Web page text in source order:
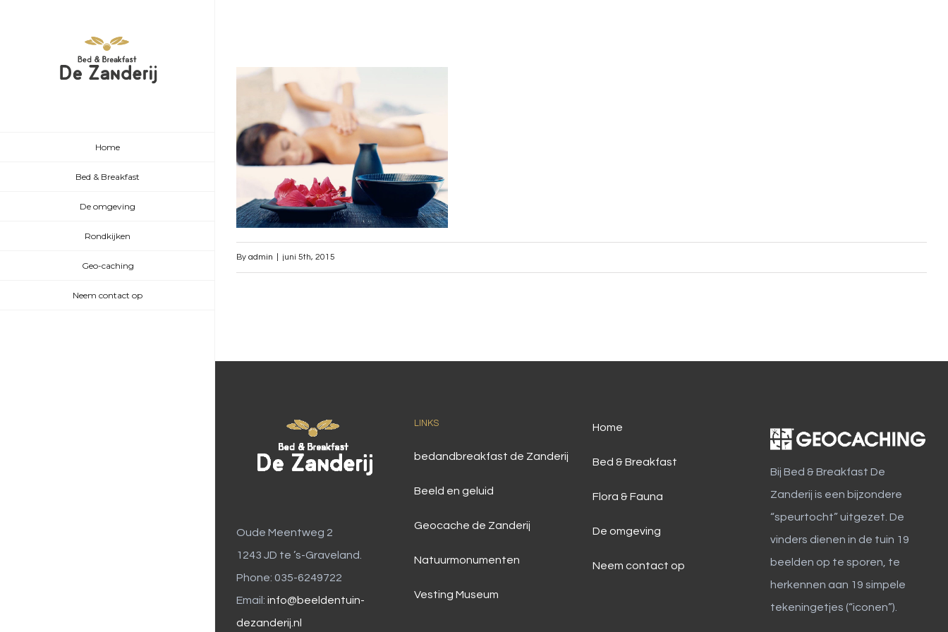
Home
Bed & Breakfast
De omgeving
Rondkijken
Geo-caching
Neem contact op
By admin juni 5th, 2015
Oude Meentweg 2
1243 JD te ’s-Graveland.
Phone: 035-6249722
Email: info@beeldentuin-
dezanderij.nl
LINKS
bedandbreakfast de Zanderij
Beeld en geluid
Geocache de Zanderij
Natuurmonumenten
Vesting Museum
Home
Bed & Breakfast
Flora & Fauna
De omgeving
Neem contact op
Bij Bed & Breakfast De
Zanderij is een bijzondere
“speurtocht” uitgezet. De
vinders dienen in de tuin 19
beelden op te sporen, te
herkennen aan 19 simpele
tekeningetjes (“iconen”).